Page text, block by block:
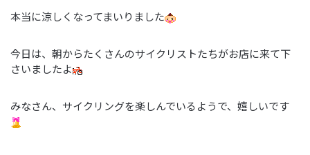
本当に涼しくなってまいりました
今日は、朝からたくさんのサイクリストたちがお店に来て下
さいましたよ
みなさん、サイクリングを楽しんでいるようで、嬉しいです